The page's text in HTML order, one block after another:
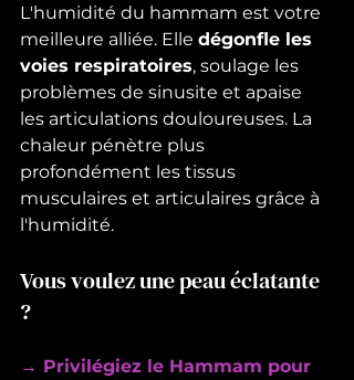
L'humidité du hammam est votre
meilleure alliée. Elle dégonfle les
voies respiratoires, soulage les
problèmes de sinusite et apaise
les articulations douloureuses. La
chaleur pénètre plus
profondément les tissus
musculaires et articulaires grâce à
l'humidité.
Vous voulez une peau éclatante
?
→ Privilégiez le Hammam pour